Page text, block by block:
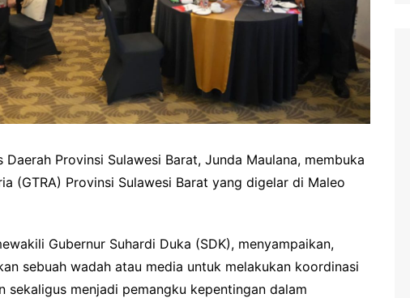
Daerah Provinsi Sulawesi Barat, Junda Maulana, membuka
(GTRA) Provinsi Sulawesi Barat yang digelar di Maleo
Gubernur Suhardi Duka (SDK), menyampaikan,
sebuah wadah atau media untuk melakukan koordinasi
menjadi pemangku kepentingan dalam